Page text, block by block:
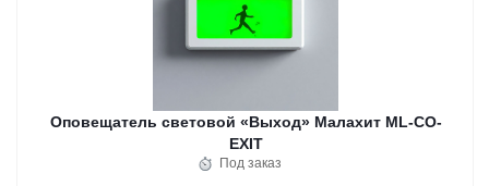
Оповещатель световой «Выход» Малахит ML-CO-
EXIT
Под заказ